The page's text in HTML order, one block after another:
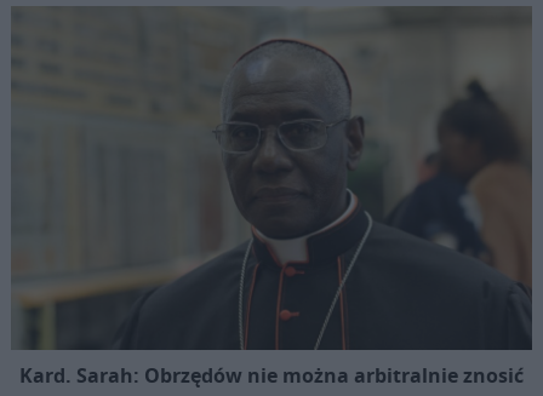
Kard. Sarah: Obrzędów nie można arbitralnie znosić